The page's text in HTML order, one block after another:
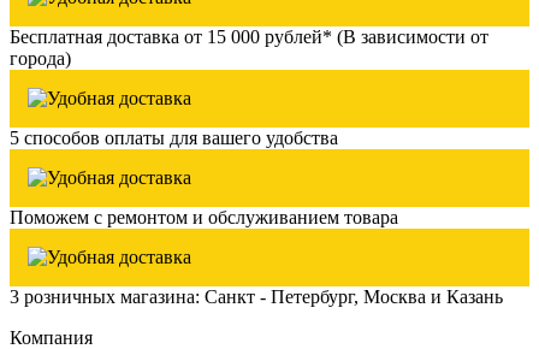
Бесплатная доставка от 15 000 рублей* (В зависимости от
города)
5 способов оплаты для вашего удобства
Поможем с ремонтом и обслуживанием товара
3 розничных магазина: Санкт - Петербург, Москва и Казань
Компания